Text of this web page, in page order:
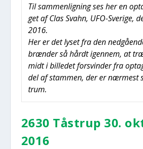
Til sam­men­lig­ning ses her en
get af Clas Sva­hn, UFO-Sve­ri­ge,
2016.
Her er det lyset fra den
bræn­der så hårdt igen­nem, at
midt i bil­le­det for­svin­der fra
del af stam­men, der er nær­mest
trum.
2630 Tåstrup 30.
2016